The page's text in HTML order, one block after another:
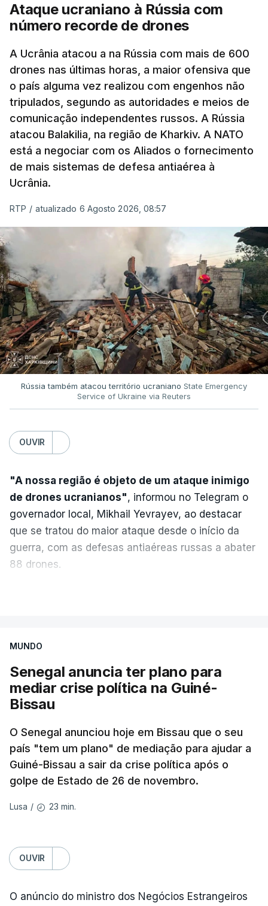
Ataque ucraniano à Rússia com
número recorde de drones
A Ucrânia atacou a na Rússia com mais de 600
drones nas últimas horas, a maior ofensiva que
o país alguma vez realizou com engenhos não
tripulados, segundo as autoridades e meios de
comunicação independentes russos. A Rússia
atacou Balakilia, na região de Kharkiv. A NATO
está a negociar com os Aliados o fornecimento
de mais sistemas de defesa antiaérea à
Ucrânia.
RTP / atualizado 6 Agosto 2026, 08:57
Rússia também atacou território ucraniano State Emergency
Service of Ukraine via Reuters
OUVIR
"A nossa região é objeto de um ataque inimigo
de drones ucranianos", informou no Telegram o
governador local, Mikhail Yevrayev, ao destacar
que se tratou do maior ataque desde o início da
guerra, com as defesas antiaéreas russas a abater
88 drones.
da Crimeia e os mares Negro e de Azov.
O ataque ucraniano desta noite superou os
recordes anteriores: 556 drones a 17 de maio,
555 a 18 de junho e 389 a 25 de março. Segundo
consequência do ataque massivo contra
Yaroslavl.
"Ardeu uma casa particular, em vários edifícios as
janelas sofreram danos, vários automóveis foram
locais também pode haver destroços de drones" .
circulação na autoestrada para Moscovo foi
MUNDO
Senegal anuncia ter plano para
mediar crise política na Guiné-
Bissau
O Senegal anunciou hoje em Bissau que o seu
país "tem um plano" de mediação para ajudar a
Guiné-Bissau a sair da crise política após o
golpe de Estado de 26 de novembro.
Lusa / 23 min.
OUVIR
O anúncio do ministro dos Negócios Estrangeiros